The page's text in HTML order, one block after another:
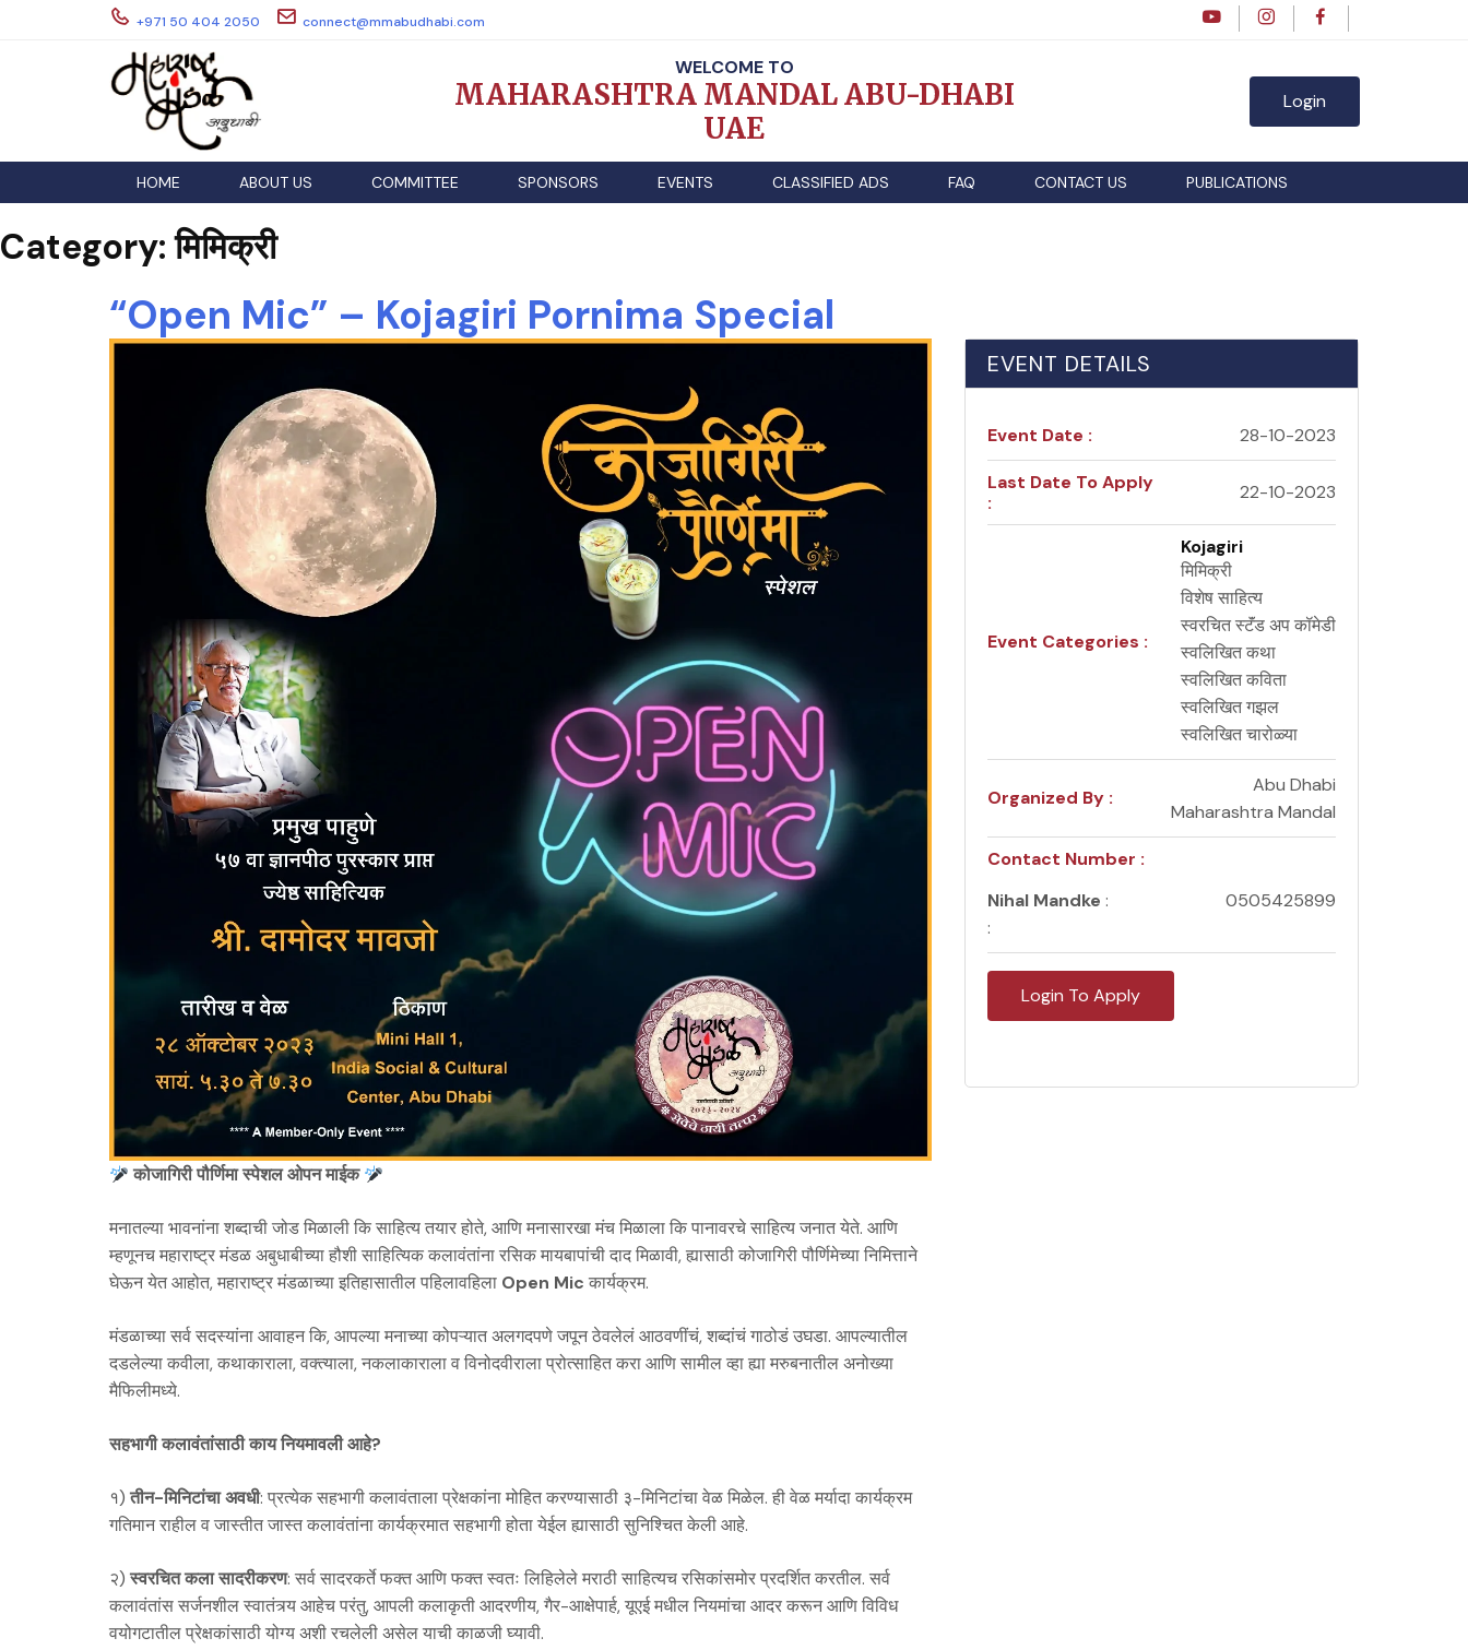
+971 50 404 2050 connect@mmabudhabi.com
WELCOME TO
MAHARASHTRA MANDAL ABU-DHABI
UAE
Login
HOME ABOUT US COMMITTEE SPONSORS EVENTS CLASSIFIED ADS FAQ CONTACT US PUBLICATIONS
Category:मिमिक्री
“Open Mic” – Kojagiri Pornima Special
कोजागिरी पौर्णिमा स्पेशल ओपन माईक
मनातल्या भावनांना शब्दाची जोड मिळाली कि साहित्य तयार होते, आणि मनासारखा मंच मिळाला कि पानावरचे साहित्य जनात येते. आणि
म्हणूनच महाराष्ट्र मंडळ अबुधाबीच्या हौशी साहित्यिक कलावंतांना रसिक मायबापांची दाद मिळावी, ह्यासाठी कोजागिरी पौर्णिमेच्या निमित्ताने
घेऊन येत आहोत, महाराष्ट्र मंडळाच्या इतिहासातील पहिलावहिला Open Mic कार्यक्रम.
मंडळाच्या सर्व सदस्यांना आवाहन कि, आपल्या मनाच्या कोपऱ्यात अलगदपणे जपून ठेवलेलं आठवणींचं, शब्दांचं गाठोडं उघडा. आपल्यातील
दडलेल्या कवीला, कथाकाराला, वक्त्याला, नकलाकाराला व विनोदवीराला प्रोत्साहित करा आणि सामील व्हा ह्या मरुबनातील अनोख्या
मैफिलीमध्ये.
सहभागी कलावंतांसाठी काय नियमावली आहे?
१)तीन-मिनिटांचा अवधी: प्रत्येक सहभागी कलावंताला प्रेक्षकांना मोहित करण्यासाठी ३-मिनिटांचा वेळ मिळेल. ही वेळ मर्यादा कार्यक्रम
गतिमान राहील व जास्तीत जास्त कलावंतांना कार्यक्रमात सहभागी होता येईल ह्यासाठी सुनिश्चित केली आहे.
२)स्वरचित कला सादरीकरण: सर्व सादरकर्ते फक्त आणि फक्त स्वतः लिहिलेले मराठी साहित्यच रसिकांसमोर प्रदर्शित करतील. सर्व
कलावंतांस सर्जनशील स्वातंत्र्य आहेच परंतु, आपली कलाकृती आदरणीय, गैर-आक्षेपार्ह, यूएई मधील नियमांचा आदर करून आणि विविध
वयोगटातील प्रेक्षकांसाठी योग्य अशी रचलेली असेल याची काळजी घ्यावी.
EVENT DETAILS
Event Date : 28-10-2023
Last Date To Apply
:
22-10-2023
Event Categories :
Kojagiri
मिमिक्री
विशेष साहित्य
स्वरचित स्टॅंड अप कॉमेडी
स्वलिखित कथा
स्वलिखित कविता
स्वलिखित गझल
स्वलिखित चारोळ्या
Organized By :
Abu Dhabi
Maharashtra Mandal
Contact Number :
Nihal Mandke :
0505425899
:
Login To Apply